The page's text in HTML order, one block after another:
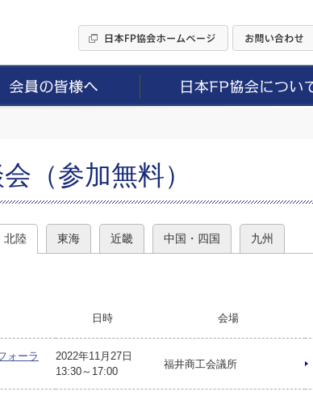
（参加無料）
北陸 東海 近畿 中国・四国 九州
日時 会場
ォーラ
2022年11月27日
13:30～17:00
福井商工会議所